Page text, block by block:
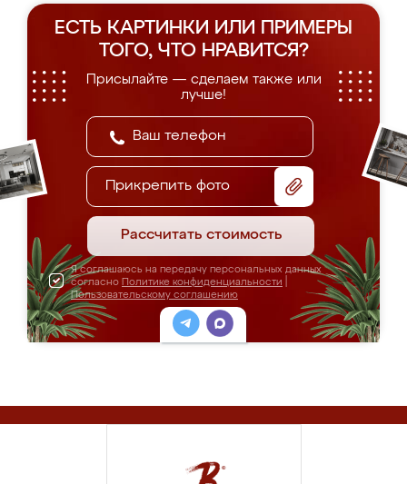
ЕСТЬ КАРТИНКИ ИЛИ ПРИМЕРЫ
ТОГО, ЧТО НРАВИТСЯ?
Присылайте — сделаем также или
лучше!
Прикрепить фото
Рассчитать стоимость
Я соглашаюсь на передачу персональных данных
согласно Политике конфиденциальности
Пользовательскому соглашению